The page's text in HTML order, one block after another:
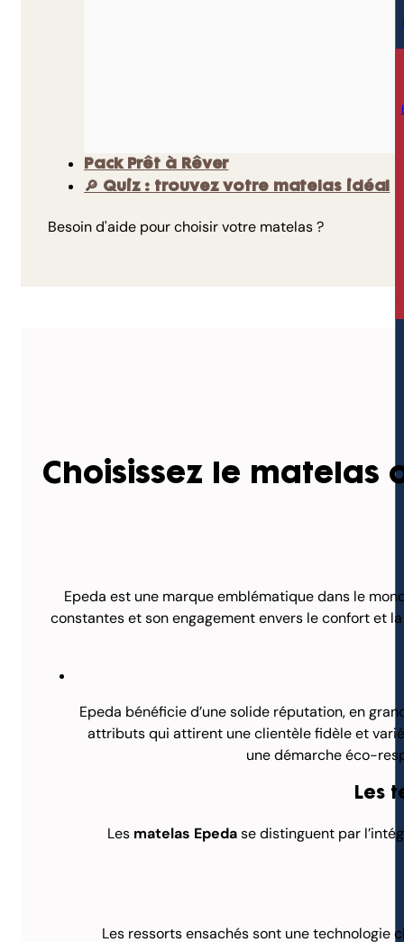
Pack Prêt à Rêver
🔎 Quiz : trouvez votre matelas idéal
Besoin d'aide pour choisir votre matelas ?
Choisissez le
Epeda est une marque emblématique dans le
constantes et son engagement envers le confort et
Epeda bénéficie d’une solide réputation, en
attributs qui attirent une clientèle fidèle et
une démarche éco-
Les
Les matelas Epedase distinguent par
Les ressorts ensachés sont une technologie